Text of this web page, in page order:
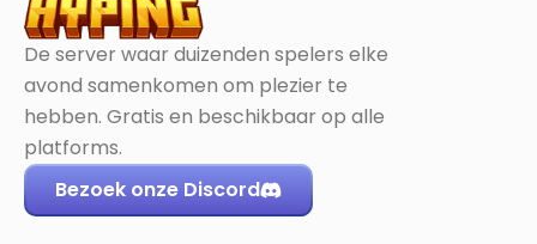
De server waar duizenden spelers elke
avond samenkomen om plezier te
hebben. Gratis en beschikbaar op alle
platforms.
Bezoek onze Discord